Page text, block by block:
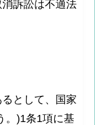
訴訟は不適法
として、国家
。)1条1項に基